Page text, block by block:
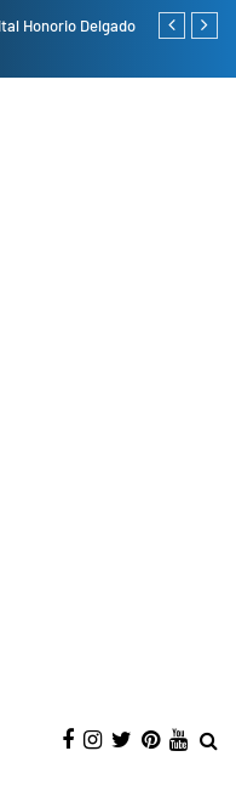
Honorio Delgado
Cambio de